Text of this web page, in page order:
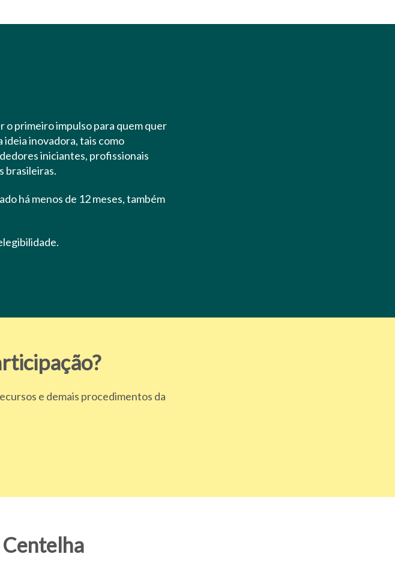
o primeiro impulso para quem quer
inovadora, tais como
iniciantes, profissionais
brasileiras.
há menos de 12 meses, também
e demais procedimentos da